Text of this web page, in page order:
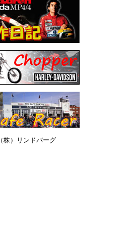
（株）リンドバーグ